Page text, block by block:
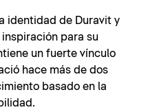
identidad de Duravit y
para su
un fuerte vínculo
hace más de dos
basado en la